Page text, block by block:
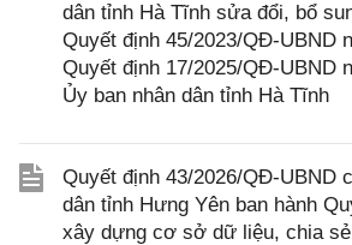
dân tỉnh Hà Tĩnh sửa đổi, bổ
Quyết định 45/2023/QĐ-UBND
Quyết định 17/2025/QĐ-UBND
Ủy ban nhân dân tỉnh Hà Tĩnh
Quyết định 43/2026/QĐ-UBND
dân tỉnh Hưng Yên ban hành
xây dựng cơ sở dữ liệu, chia